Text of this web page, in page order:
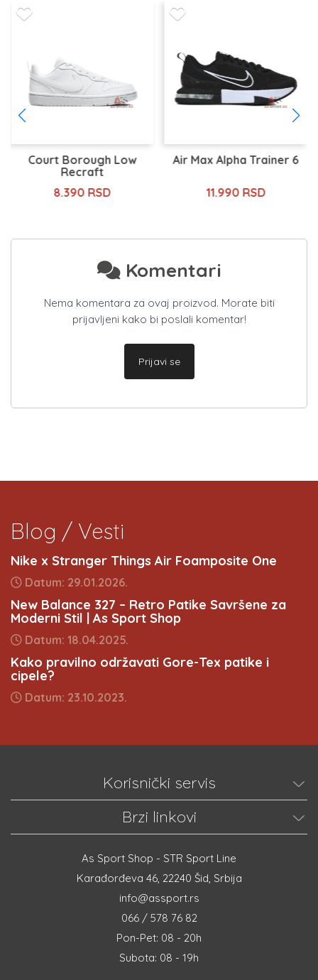
Court Borough Low
Recraft
8.390 RSD
Air Max Alpha Trainer 6
11.990 RSD
Komentari
Nema komentara za ovaj proizvod. Morate biti
prijavljeni kako bi poslali komentar!
Prijavi se
Blog / Vesti
Nike x Stranger Things Air Foamposite One
Datum: 29.01.2026.
New Balance 327 – Retro Patike Savršene za
Moderni Stil | As Sport Shop
Datum: 18.04.2025.
Kako pravilno održavati Gore-Tex patike i
cipele?
Datum: 23.10.2023.
Korisnički servis
Brzi linkovi
As Sport Shop - STR Sport Line
Karađorđeva 46, 22240 Šid, Srbija
info@assport.rs
066 / 578 76 82
Pon-Pet: 08 - 20h
Subota: 08 - 19h